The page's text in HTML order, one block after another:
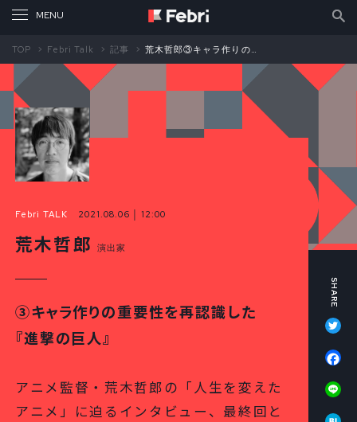
TOP Febri Talk 記事 荒木哲郎③キャラ作りの重要性を再認識した『進撃の巨人』
Febri TALK 2021.08.06 │ 12:00
荒木哲郎 演出家
③キャラ作りの重要性を再認識した
『進撃の巨人』
アニメ監督・荒木哲郎の「人生を変えた
アニメ」に迫るインタビュー、最終回と